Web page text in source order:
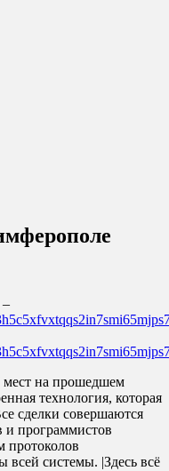
–
мест на прошедшем
технология, которая
сделки совершаются
и программистов
протоколов
всей системы. |Здесь всё